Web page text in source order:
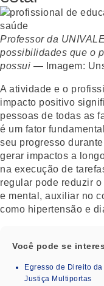
Professor da
possibilidades que o
possui — Imagem:
A atividade e o
impacto positivo
pessoas de todas as
é um fator
seu progresso
gerar impactos a
na execução de
regular pode reduzir
e mental, auxiliar no
como hipertensão e
Você pode se
Egresso de Direito
Justiça Multiportas